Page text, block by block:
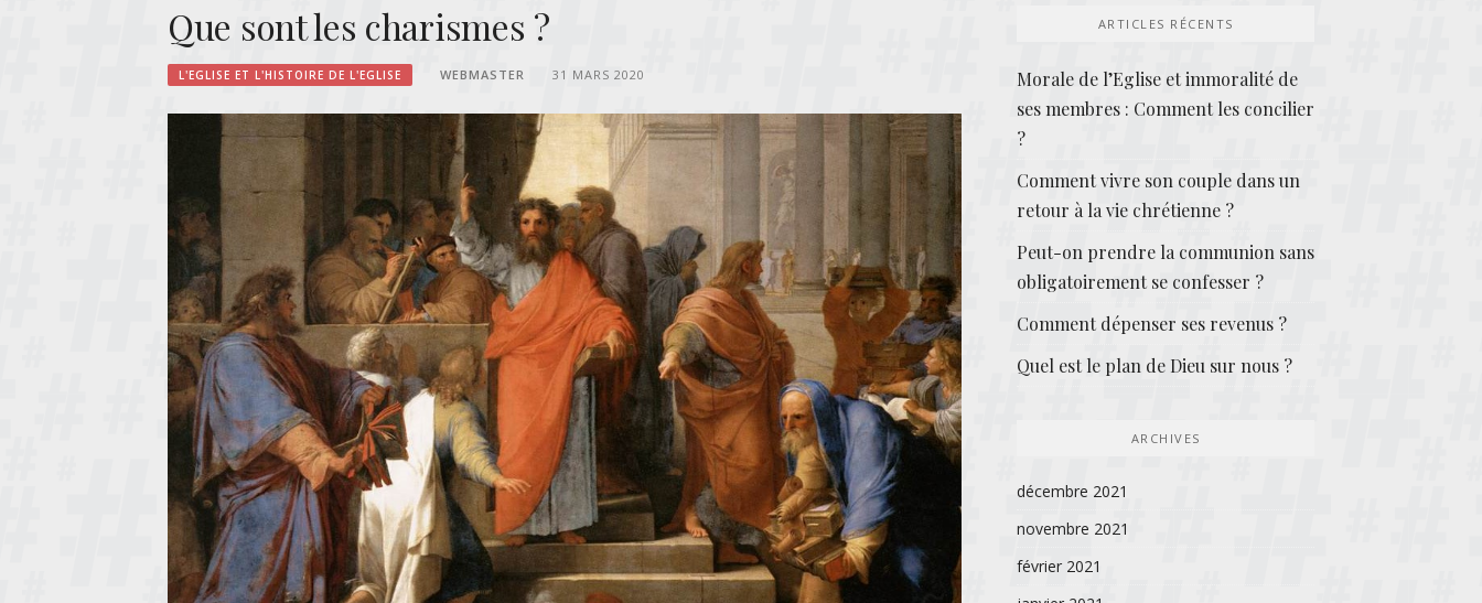
Que sont les charismes ?
L'EGLISE ET L'HISTOIRE DE L'EGLISE WEBMASTER 31 MARS 2020
ARTICLES RÉCENTS
Morale de l’Eglise et immoralité de
ses membres : Comment les concilier
?
Comment vivre son couple dans un
retour à la vie chrétienne ?
Peut-on prendre la communion sans
obligatoirement se confesser ?
Comment dépenser ses revenus ?
Quel est le plan de Dieu sur nous ?
ARCHIVES
décembre 2021
novembre 2021
février 2021